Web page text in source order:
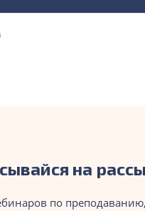
на
по